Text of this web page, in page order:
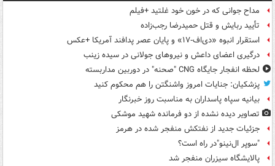
مداح جوانی که در خون خود غلتید +فیلم
تأیید ربایش و قتل حمیدرضا رجب‌زاده
استقرار انبوه «دی‌اف‑۱۷» و پایان عصر پدافند آمریکا +عکس
درگیری اعضای داعش و نیروهای جولانی در سیده زینب
لحظه انفجار جایگاه CNG "صحنه" در دوربین مداربسته
پزشکیان: جنایات امروز واشنگتن را هم محکوم کنید
بیانیه سپاه پاسداران به مناسبت روز خبرنگار
تصاویر دیده‌ نشده از دو فرمانده شهید موشکی
جزئیات جدید از نفتکش منفجر شده در هرمز
"سوپر ال‌نینو"در راه است؟
پالایشگاه سیزران منفجر شد